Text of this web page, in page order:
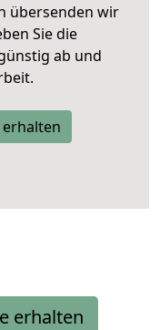
übersenden wir
Sie die
ab und
erhalten